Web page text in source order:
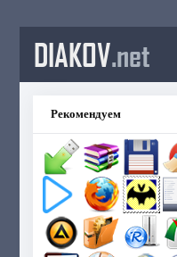
DIAKOV.net
Рекомендуем